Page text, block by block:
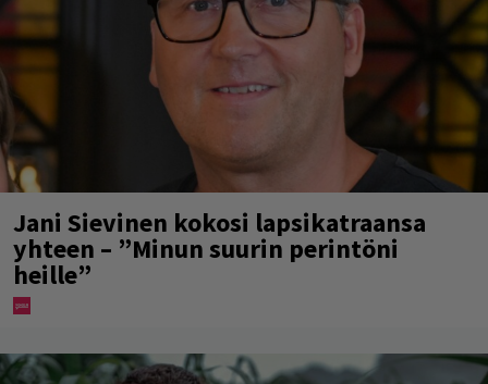
Jani Sievinen kokosi lapsikatraansa
yhteen – ”Minun suurin perintöni
heille”